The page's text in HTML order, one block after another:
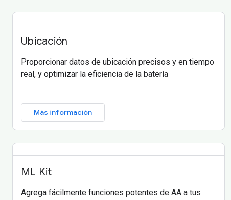
Ubicación
Proporcionar datos de ubicación precisos y en tiempo
real, y optimizar la eficiencia de la batería
Más información
ML Kit
Agrega fácilmente funciones potentes de AA a tus